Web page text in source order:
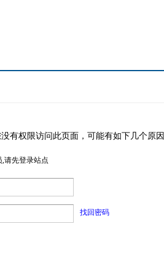
有权限访问此页面，可能有如下几个原因
请先登录站点
找回密码